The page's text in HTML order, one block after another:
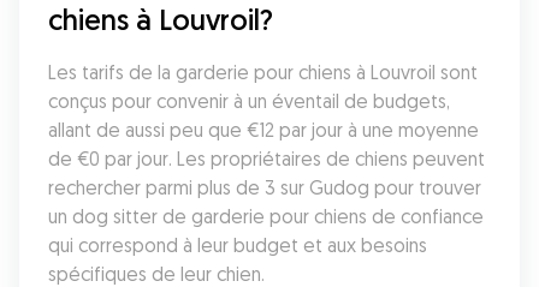
chiens à Louvroil?
Les tarifs de la garderie pour chiens à Louvroil sont
conçus pour convenir à un éventail de budgets,
allant de aussi peu que €12 par jour à une moyenne
de €0 par jour. Les propriétaires de chiens peuvent
rechercher parmi plus de 3 sur Gudog pour trouver
un dog sitter de garderie pour chiens de confiance
qui correspond à leur budget et aux besoins
spécifiques de leur chien.